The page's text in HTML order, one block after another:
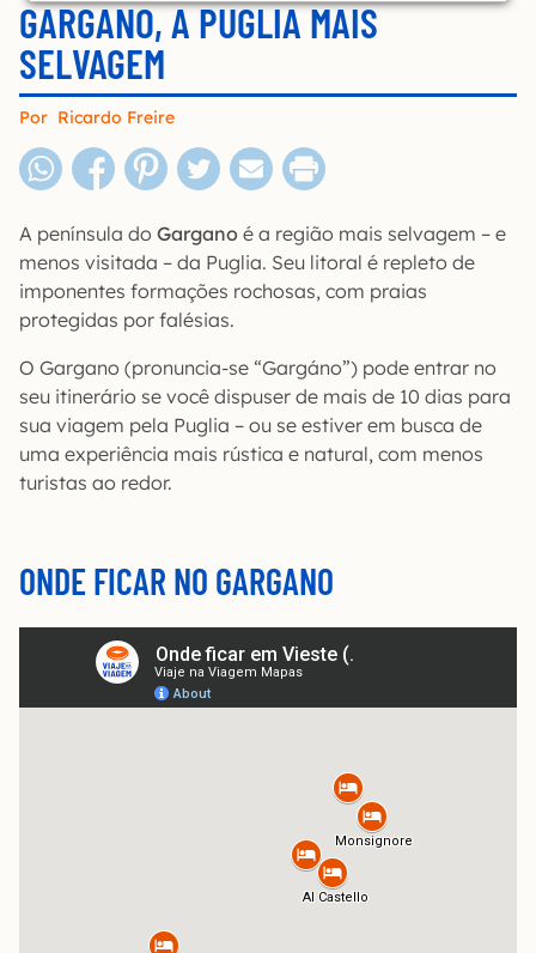
GARGANO, A PUGLIA MAIS
SELVAGEM
Por Ricardo Freire
A península do Gargano é a região mais selvagem – e
menos visitada – da Puglia. Seu litoral é repleto de
imponentes formações rochosas, com praias
protegidas por falésias.
O Gargano (pronuncia-se “Gargáno”) pode entrar no
seu itinerário se você dispuser de mais de 10 dias para
sua viagem pela Puglia – ou se estiver em busca de
uma experiência mais rústica e natural, com menos
turistas ao redor.
ONDE FICAR NO GARGANO